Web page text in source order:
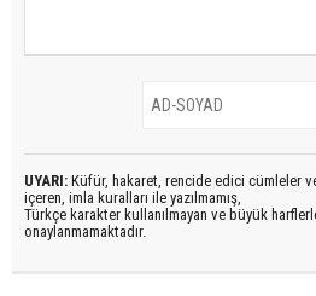
UYARI: Küfür, hakaret, rencide edici cümleler
içeren, imla kuralları ile yazılmamış,
Türkçe karakter kullanılmayan ve büyük
onaylanmamaktadır.